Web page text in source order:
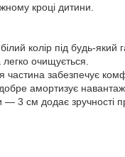
кроці дитини.
колір під будь-який
очищується.
частина забезпечує
амортизує
— 3 см додає зручності